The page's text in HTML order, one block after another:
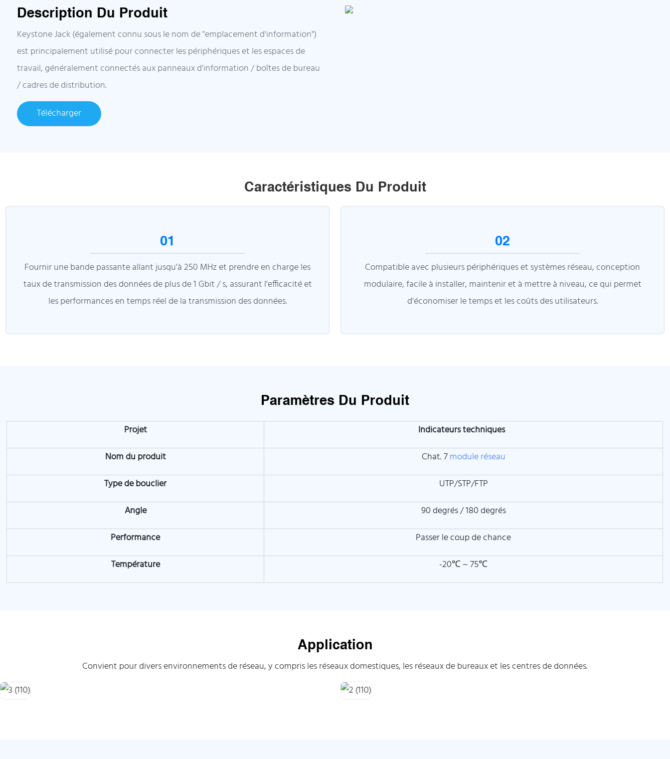
Description Du Produit
Keystone Jack (également connu sous le nom de "emplacement d'information")
est principalement utilisé pour connecter les périphériques et les espaces de
travail, généralement connectés aux panneaux d'information / boîtes de bureau
/ cadres de distribution.
Télécharger
Caractéristiques Du Produit
01
Fournir une bande passante allant jusqu'à 250 MHz et prendre en charge les
taux de transmission des données de plus de 1 Gbit / s, assurant l'efficacité et
les performances en temps réel de la transmission des données.
02
Compatible avec plusieurs périphériques et systèmes réseau, conception
modulaire, facile à installer, maintenir et à mettre à niveau, ce qui permet
d'économiser le temps et les coûts des utilisateurs.
Paramètres Du Produit
Projet
Indicateurs techniques
Nom du produit
Chat. 7module réseau
Type de bouclier
UTP/STP/FTP
Angle
90 degrés / 180 degrés
Performance
Passer le coup de chance
Température
-20℃ ~ 75℃
Application
Convient pour divers environnements de réseau, y compris les réseaux domestiques, les réseaux de bureaux et les centres de données.